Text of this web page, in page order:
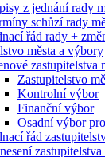
z jednání rady
schůzí rady
řád rady +
města a výbory
zastupitelstva
Zastupitelstvo
Kontrolní výbor
Finanční výbor
Osadní výbor
řád
zastupitelstva